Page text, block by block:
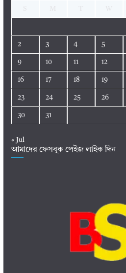
2 3 4 5
9 10 11 12
16 17 18 19
23 24 25 26
30 31
« Jul
আমাদের ফেসবুক পেইজ লাইক দিন